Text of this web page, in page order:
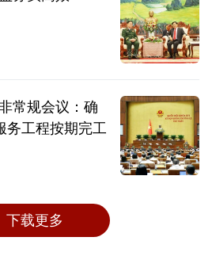
常规会议：确
务工程按期完工
下载更多